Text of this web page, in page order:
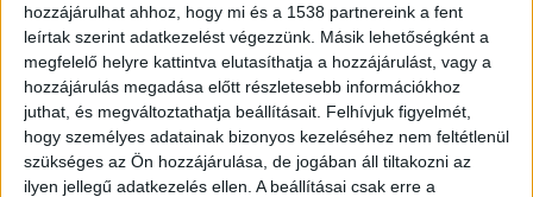
hozzájárulhat ahhoz, hogy mi és a 1538 partnereink a fent
leírtak szerint adatkezelést végezzünk. Másik lehetőségként a
megfelelő helyre kattintva elutasíthatja a hozzájárulást, vagy a
hozzájárulás megadása előtt részletesebb információkhoz
juthat, és megváltoztathatja beállításait. Felhívjuk figyelmét,
hogy személyes adatainak bizonyos kezeléséhez nem feltétlenül
szükséges az Ön hozzájárulása, de jogában áll tiltakozni az
ilyen jellegű adatkezelés ellen. A beállításai csak erre a
Bővíti kínálatát a Cupra – érkezik az olcsóbb
Raval